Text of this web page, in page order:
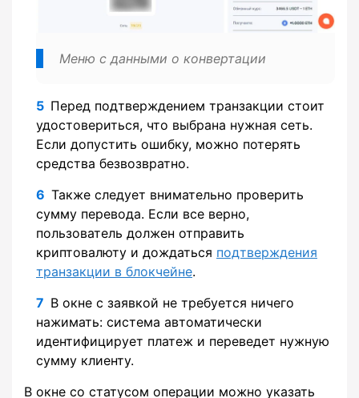
Меню с данными о конвертации
Перед подтверждением транзакции стоит
удостовериться, что выбрана нужная сеть.
Если допустить ошибку, можно потерять
средства безвозвратно.
Также следует внимательно проверить
сумму перевода. Если все верно,
пользователь должен отправить
криптовалюту и дождаться подтверждения
транзакции в блокчейне.
В окне с заявкой не требуется ничего
нажимать: система автоматически
идентифицирует платеж и переведет нужную
сумму клиенту.
В окне со статусом операции можно указать